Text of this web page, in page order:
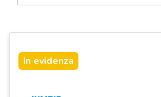
In evidenza